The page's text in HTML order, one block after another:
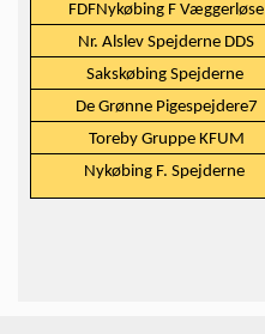
FDFNykøbing F Væggerløse
Nr. Alslev Spejderne DDS
Sakskøbing Spejderne
De Grønne Pigespejdere7
Toreby Gruppe KFUM
Nykøbing F. Spejderne